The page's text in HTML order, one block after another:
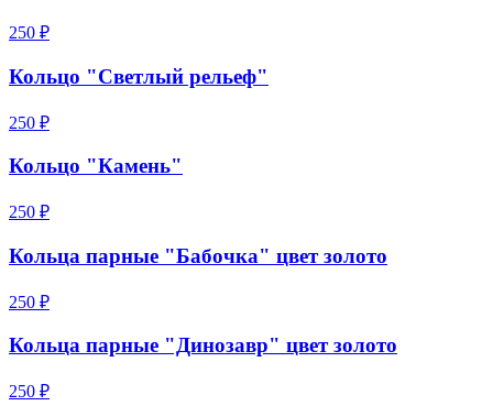
250 ₽
Кольцо "Светлый рельеф"
250 ₽
Кольцо "Камень"
250 ₽
Кольца парные "Бабочка" цвет золото
250 ₽
Кольца парные "Динозавр" цвет золото
250 ₽